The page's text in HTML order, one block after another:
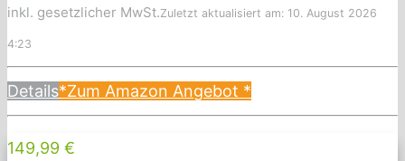
inkl. gesetzlicher MwSt.Zuletzt aktualisiert am: 10. August 2026
4:23
Details*Zum Amazon Angebot *
149,99 €